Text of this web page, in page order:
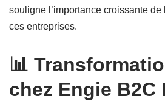
souligne l’importance croissante
ces entreprises.
📊
chez Engie B2C